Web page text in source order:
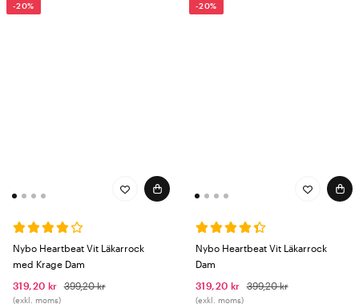
-20%
Nybo Heartbeat Vit Läkarrock
med Krage Dam
319,20 kr
399,20 kr
(exkl. moms)
-20%
Nybo Heartbeat Vit Läkarrock
Dam
319,20 kr
399,20 kr
(exkl. moms)